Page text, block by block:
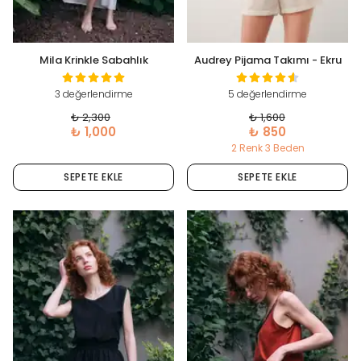
Mila Krinkle Sabahlık
3 değerlendirme
₺ 2,300
₺ 1,000
SEPETE EKLE
Audrey Pijama Takımı - Ekru
5 değerlendirme
₺ 1,600
₺ 850
2 Renk 3 Beden
SEPETE EKLE